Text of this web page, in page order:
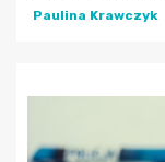
Paulina Krawczyk